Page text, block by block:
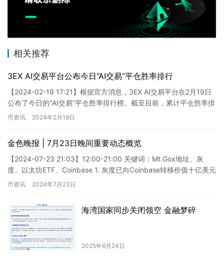
相关推荐
3EX AI交易平台公布今日“AI交易”平仓胜率排行
【2024-02-19 17:21】根据官方消息，3EX AI交易平台在2月19日
公布了今日的“AI交易”平仓胜率排行榜。截至目前，累计平仓胜率排
名前三的AI交易策略分别为：BTC…
币资讯 2024年2月19日
金色晚报 | 7月23日晚间重要动态概览
【2024-07-23 21:03】12:00-21:00 关键词：Mt.Gox地址、灰
度、以太坊ETF、Coinbase 1. 灰度已向Coinbase转移价值十亿美元
的以太坊（…
币资讯 2024年7月23日
海湾国家同步关闭领空 金融梦碎
2025年6月24日